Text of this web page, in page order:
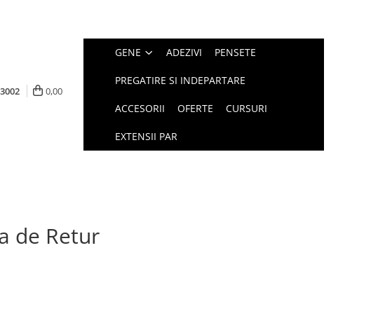
0,00
GENE ADEZIVI PENSETE
PREGATIRE SI INDEPARTARE
ACCESORII OFERTE CURSURI
EXTENSII PAR
de Retur